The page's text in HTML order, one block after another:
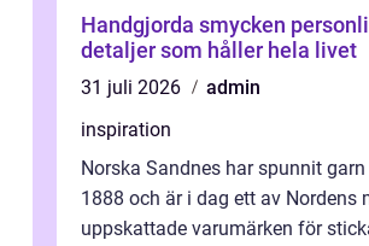
Handgjorda smycken personliga
detaljer som håller hela livet
31 juli 2026
admin
inspiration
Norska Sandnes har spunnit
1888 och är i dag ett av Nordens
uppskattade varumärken för